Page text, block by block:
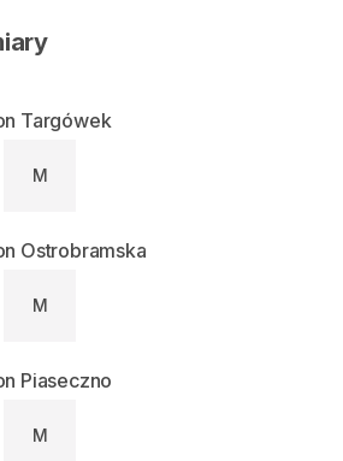
Targówek
M
Ostrobramska
M
Piaseczno
M